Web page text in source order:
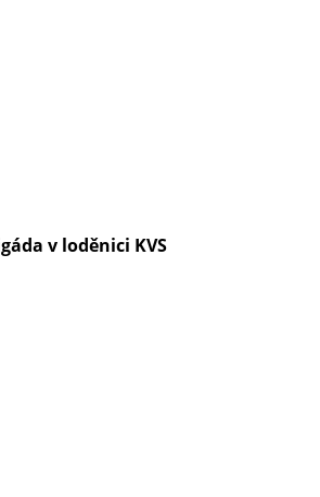
v loděnici KVS